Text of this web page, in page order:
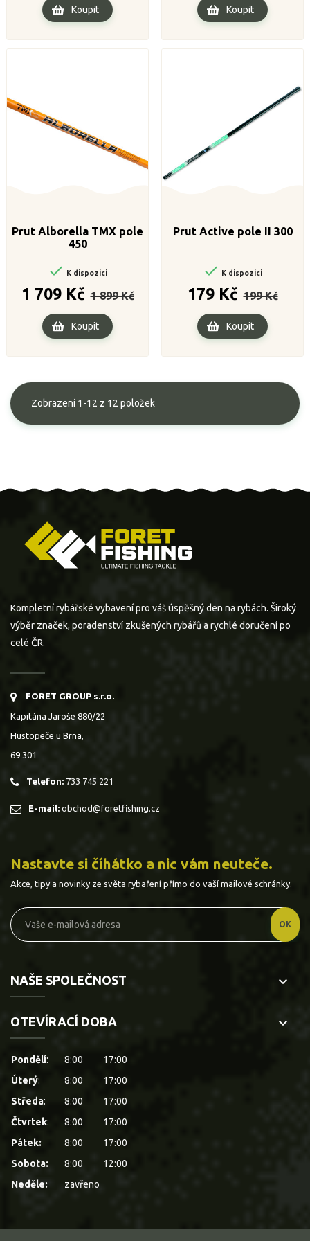
Koupit Koupit
Prut Alborella TMX pole
450
 K dispozici
1 709 Kč cena
1 899 Kč
Koupit
Prut Active pole II 300
 K dispozici
179 Kč cena
199 Kč
Koupit
Zobrazení 1-12 z 12 položek
Kompletní rybářské vybavení pro váš úspěšný den na rybách. Široký
výběr značek, poradenství zkušených rybářů a rychlé doručení po
celé ČR.
FORET GROUP s.r.o.
Kapitána Jaroše 880/22
Hustopeče u Brna,
69 301
Telefon: 733 745 221
E-mail: obchod@foretfishing.cz
Nastavte si číhátko a nic vám neuteče.
Akce, tipy a novinky ze světa rybaření přímo do vaší mailové schránky.
NAŠE SPOLEČNOST keyboard_arrow_down
OTEVÍRACÍ DOBA keyboard_arrow_down
Pondělí: 8:00
17:00
Úterý: 8:00
17:00
Středa: 8:00
17:00
Čtvrtek: 8:00
17:00
Pátek:
8:00
17:00
Sobota:
8:00
12:00
Neděle:
zavřeno